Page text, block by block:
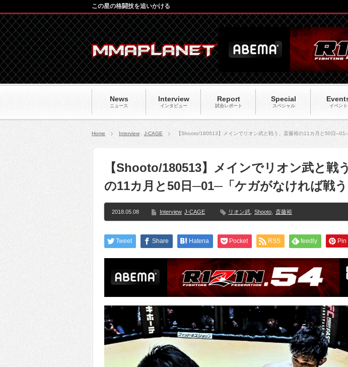
News
ニュース
Interview
インタビュー
Report
試合レポート
Special
スペシャル イベント
この星の格闘技を追いかける
Home Interview J-CAGE 【Shooto/180513】メインでリオン武と戦う、斎藤裕の11カ月と50日
【Shooto/180513】メインでリオン武と戦
の11カ月と50日─01─「ケガがなければ戦う
2018.05.08 Interview J-CAGE リオン武 Shooto 斎藤裕
Tweet Share Hatena Pocket RSS feedly Pin